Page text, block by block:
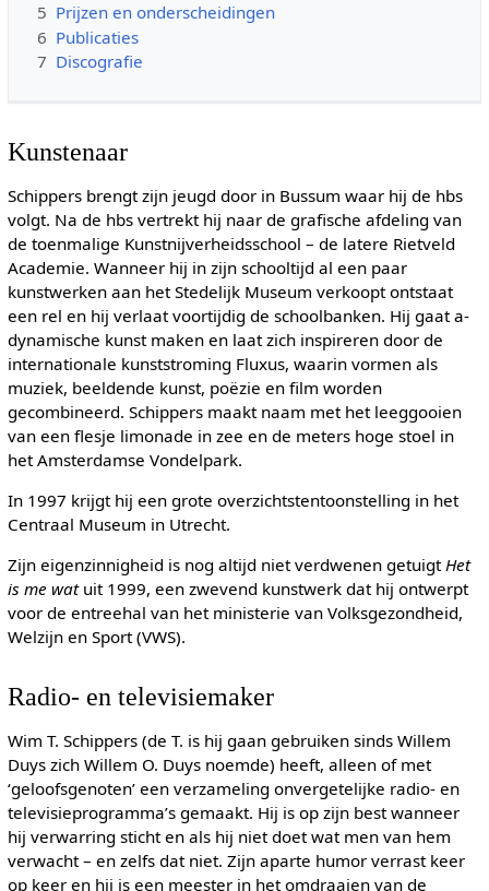
5 Prijzen en onderscheidingen
6 Publicaties
7 Discografie
Kunstenaar
Schippers brengt zijn jeugd door in Bussum waar hij de hbs
volgt. Na de hbs vertrekt hij naar de grafische afdeling van
de toenmalige Kunstnijverheidsschool – de latere Rietveld
Academie. Wanneer hij in zijn schooltijd al een paar
kunstwerken aan het Stedelijk Museum verkoopt ontstaat
een rel en hij verlaat voortijdig de schoolbanken. Hij gaat a-
dynamische kunst maken en laat zich inspireren door de
internationale kunststroming Fluxus, waarin vormen als
muziek, beeldende kunst, poëzie en film worden
gecombineerd. Schippers maakt naam met het leeggooien
van een flesje limonade in zee en de meters hoge stoel in
het Amsterdamse Vondelpark.
In 1997 krijgt hij een grote overzichtstentoonstelling in het
Centraal Museum in Utrecht.
Zijn eigenzinnigheid is nog altijd niet verdwenen getuigt Het
is me watuit 1999, een zwevend kunstwerk dat hij ontwerpt
voor de entreehal van het ministerie van Volksgezondheid,
Welzijn en Sport (VWS).
Radio- en televisiemaker
Wim T. Schippers (de T. is hij gaan gebruiken sinds Willem
Duys zich Willem O. Duys noemde) heeft, alleen of met
‘geloofsgenoten’ een verzameling onvergetelijke radio- en
televisieprogramma’s gemaakt. Hij is op zijn best wanneer
hij verwarring sticht en als hij niet doet wat men van hem
verwacht – en zelfs dat niet. Zijn aparte humor verrast keer
op keer en hij is een meester in het omdraaien van de